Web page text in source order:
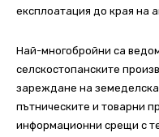
експлоатация до края на
Най-многобройни са
селскостопанските
зареждане на
пътническите и товарни
информационни срещи с